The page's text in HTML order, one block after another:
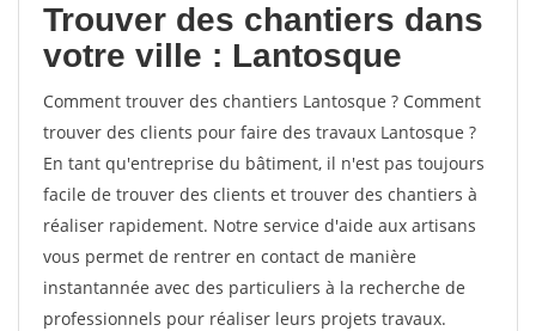
Trouver des chantiers dans
votre ville : Lantosque
Comment trouver des chantiers Lantosque ? Comment
trouver des clients pour faire des travaux Lantosque ?
En tant qu'entreprise du bâtiment, il n'est pas toujours
facile de trouver des clients et trouver des chantiers à
réaliser rapidement. Notre service d'aide aux artisans
vous permet de rentrer en contact de manière
instantannée avec des particuliers à la recherche de
professionnels pour réaliser leurs projets travaux.